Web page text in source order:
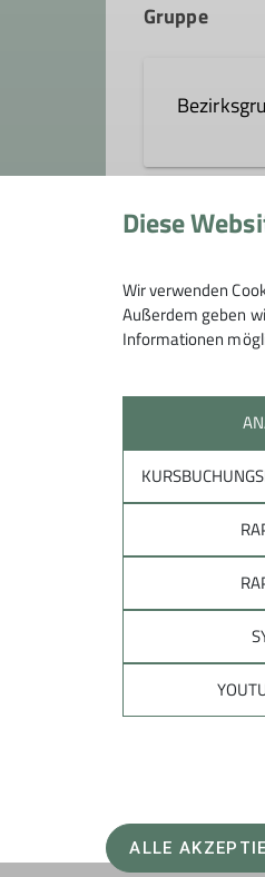
Gruppe
Sektion
Diese
Wir verwenden
Außerdem geben
Informationen
ALLE